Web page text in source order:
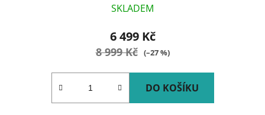
SKLADEM
6 499 Kč
8 999 Kč (–27 %)
DO KOŠÍKU